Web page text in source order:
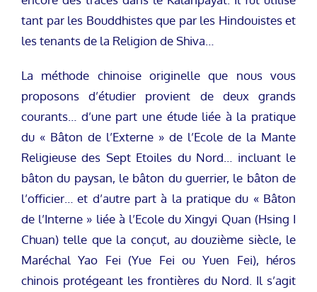
tant par les Bouddhistes que par les Hindouistes et
les tenants de la Religion de Shiva…
La méthode chinoise originelle que nous vous
proposons d’étudier provient de deux grands
courants… d’une part une étude liée à la pratique
du « Bâton de l’Externe » de l’Ecole de la Mante
Religieuse des Sept Etoiles du Nord… incluant le
bâton du paysan, le bâton du guerrier, le bâton de
l’officier… et d’autre part à la pratique du « Bâton
de l’Interne » liée à l’Ecole du Xingyi Quan (Hsing I
Chuan) telle que la conçut, au douzième siècle, le
Maréchal Yao Fei (Yue Fei ou Yuen Fei), héros
chinois protégeant les frontières du Nord. Il s’agit